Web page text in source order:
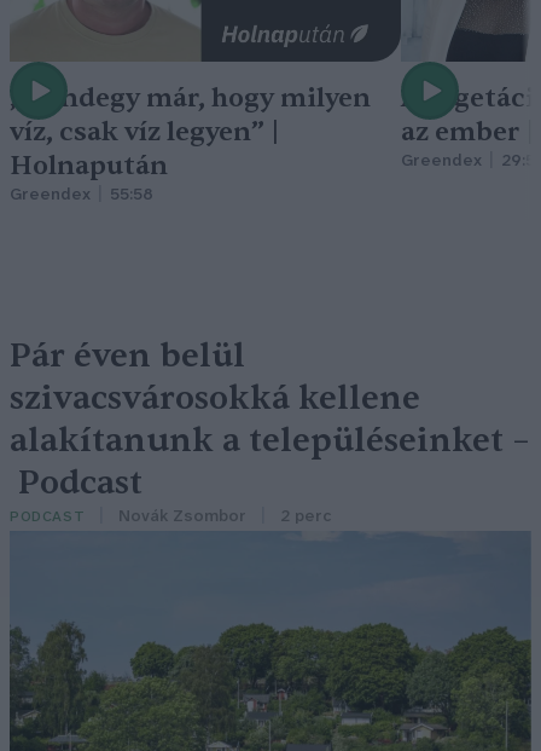
„Mindegy már, hogy milyen
víz, csak víz legyen” |
Holnapután
Greendex 55:58
A
az ember
Greendex
Pár éven belül
szivacsvárosokká kellene
alakítanunk a településeinket –
Podcast
PODCAST Novák Zsombor 2 perc